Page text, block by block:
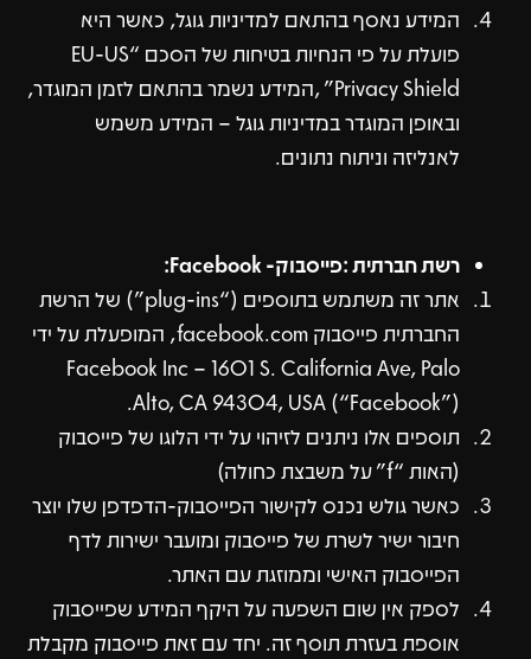
המידע נאסף בהתאם למדיניות גוגל, כאשר היא
פועלת על פי הנחיות בטיחות של הסכם “EU-US
Privacy Shield” ,המידע נשמר בהתאם לזמן המוגדר,
ובאופן המוגדר במדיניות גוגל – המידע משמש
לאנליזה וניתוח נתונים.
רשת חברתית :פייסבוק- Facebook:
אתר זה משתמש בתוספים (“plug-ins”) של הרשת
החברתית פייסבוק facebook.com, המופעלת על ידי
Facebook Inc – 1601 S. California Ave, Palo
Alto, CA 94304, USA (“Facebook”).
תוספים אלו ניתנים לזיהוי על ידי הלוגו של פייסבוק
(האות “f” על משבצת כחולה)
כאשר גולש נכנס לקישור הפייסבוק-הדפדפן שלו יוצר
חיבור ישיר לשרת של פייסבוק ומועבר ישירות לדף
הפייסבוק האישי וממוזגת עם האתר.
לספק אין שום השפעה על היקף המידע שפייסבוק
אוספת בעזרת תוסף זה. יחד עם זאת פייסבוק מקבלת